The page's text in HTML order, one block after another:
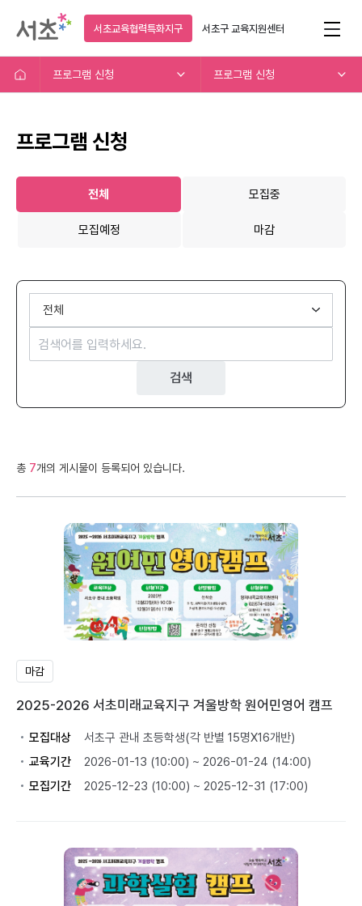
서초교육협력특화지구 서초구교육지원센터
프로그램 신청 프로그램 신청
프로그램 신청
전체 모집중
모집예정 마감
검색
총 7개의 게시물이 등록되어 있습니다.
마감
2025-2026 서초미래교육지구 겨울방학 원어민영어 캠프
모집대상
서초구 관내 초등학생(각 반별 15명X16개반)
교육기간
2026-01-13 (10:00) ~ 2026-01-24 (14:00)
모집기간
2025-12-23 (10:00) ~ 2025-12-31 (17:00)